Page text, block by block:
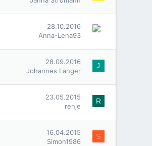
28.10.2016
Anna-Lena93
28.09.2016
Johannes Langer
J
23.05.2015
renje
R
16.04.2015
Simon1986
S